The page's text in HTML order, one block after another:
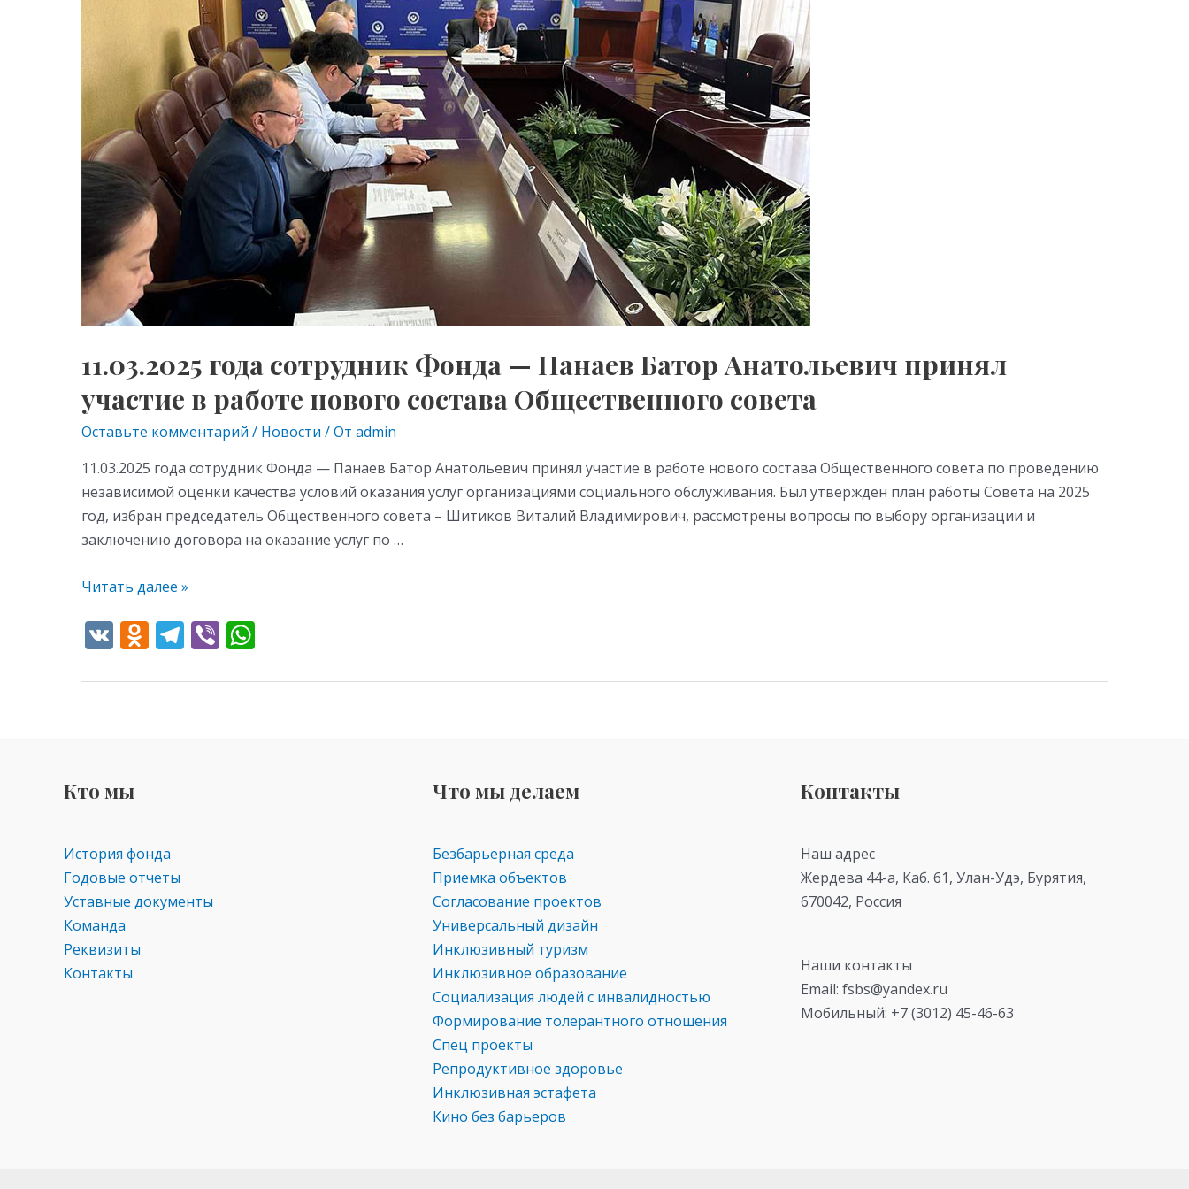
11.03.2025 года сотрудник Фонда — Панаев Батор Анатольевич принял
участие в работе нового состава Общественного совета
Оставьте комментарий / Новости / От admin
11.03.2025 года сотрудник Фонда — Панаев Батор Анатольевич принял участие в работе нового состава Общественного совета по проведению
независимой оценки качества условий оказания услуг организациями социального обслуживания. Был утвержден план работы Совета на 2025
год, избран председатель Общественного совета – Шитиков Виталий Владимирович, рассмотрены вопросы по выбору организации и
заключению договора на оказание услуг по …
—
Батор
Анатольевич
принял
участие
работе
нового
состава
Общественного
Читать далее »
V O
n
ki
T
e
Vi
er at
Кто мы
История фонда
Годовые отчеты
Уставные документы
Команда
Реквизиты
Контакты
Что мы делаем
Безбарьерная среда
Приемка объектов
Согласование проектов
Универсальный дизайн
Инклюзивный туризм
Инклюзивное образование
Социализация людей с инвалидностью
Формирование толерантного отношения
Спец проекты
Репродуктивное здоровье
Инклюзивная эстафета
Кино без барьеров
Контакты
Наш адрес
Жердева 44-а, Каб. 61, Улан-Удэ, Бурятия,
670042, Россия
Наши контакты
Email: fsbs@yandex.ru
Мобильный: +7 (3012) 45-46-63